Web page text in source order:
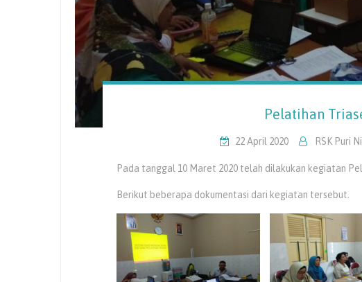
Pelatihan
22 April 2020 RSK Puri
Pada tanggal 10 Maret 2020 telah dilakukan kegiatan
Berikut beberapa dokumentasi dari kegiatan tersebut.